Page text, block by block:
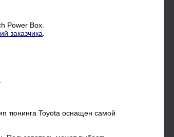
Power Box.
заказчика
тюнинга Toyota оснащен самой